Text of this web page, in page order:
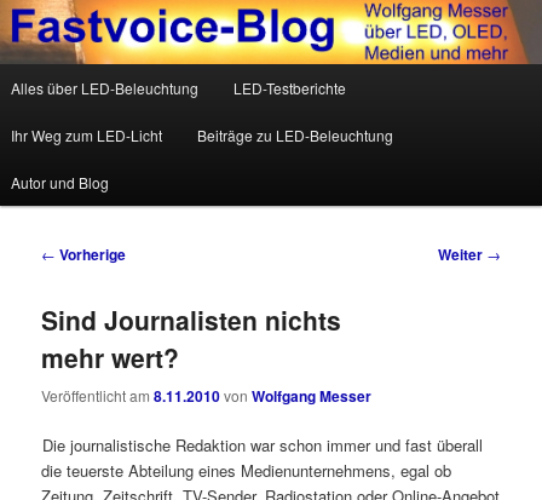
Fastvoice-Blog
Wolfgang Messer über LED, OLED, Medien und mehr
Zum Inhalt wechseln
Zum sekundären Inhalt wechseln
Alles über LED-Beleuchtung LED-Testberichte
Ihr Weg zum LED-Licht Beiträge zu LED-Beleuchtung
Autor und Blog
Beitrags-Navigation
← Vorherige Weiter →
Sind Journalisten nichts
mehr wert?
Veröffentlicht am8.11.2010vonWolfgang Messer
Die journalistische Redaktion war schon immer und fast überall
die teuerste Abteilung eines Medienunternehmens, egal ob
Zeitung, Zeitschrift, TV-Sender, Radiostation oder Online-Angebot